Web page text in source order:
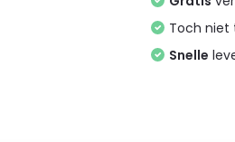
Toch niet
Snelle